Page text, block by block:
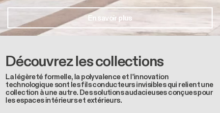
En savoir plus
Découvrez les collections
La légèreté formelle, la polyvalence et l'innovation
technologique sont les fils conducteurs invisibles qui relient une
collection à une autre. Des solutions audacieuses conçues pour
les espaces intérieurs et extérieurs.